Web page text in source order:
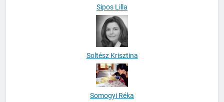
Sipos Lilla
Soltész Krisztina
Somogyi Réka